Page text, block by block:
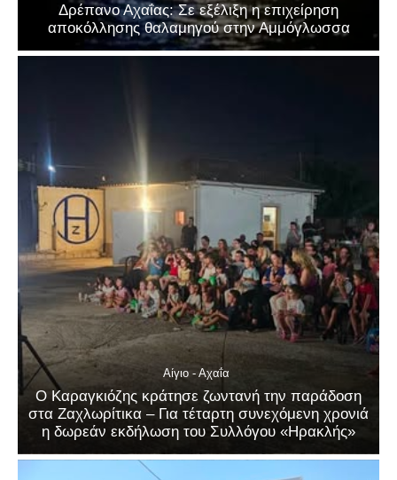
Δρέπανο Αχαΐας: Σε εξέλιξη η επιχείρηση
αποκόλλησης θαλαμηγού στην Αμμόγλωσσα
Αίγιο - Αχαΐα
Ο Καραγκιόζης κράτησε ζωντανή την παράδοση
στα Ζαχλωρίτικα – Για τέταρτη συνεχόμενη χρονιά
η δωρεάν εκδήλωση του Συλλόγου «Ηρακλής»